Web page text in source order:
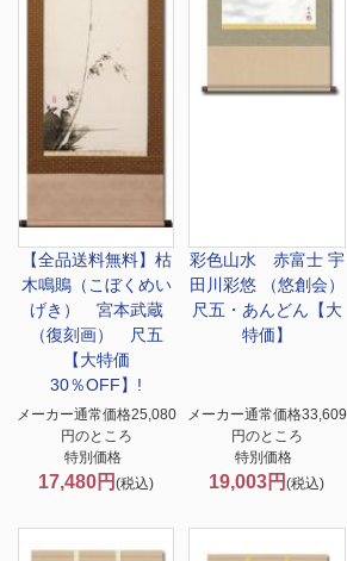
【全品送料無料】 枯
木鳴鵙（こぼくめい
げき） 宮本武蔵
（復刻画） 尺五
【大特価
30％OFF】!
メーカー通常価格25,080
円のところ
特別価格
17,480円(税込)
彩色山水 赤富士 宇
田川彩悠 （悠創会）
尺五・あんどん【大
特価】
メーカー通常価格33,609
円のところ
特別価格
19,003円(税込)